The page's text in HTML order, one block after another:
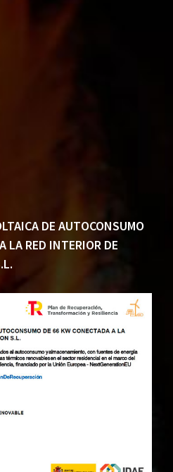
DE AUTOCONSUMO
LA RED INTERIOR DE